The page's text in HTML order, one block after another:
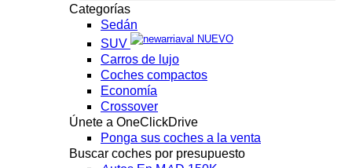
Categorías
Sedán
SUV
NUEVO
Carros de lujo
Coches compactos
Economía
Crossover
Únete a OneClickDrive
Ponga sus coches a la venta
Buscar coches por presupuesto